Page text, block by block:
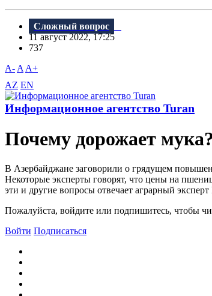
Сложный вопрос
11 август 2022, 17:25
737
A- A A+
AZ EN
Информационное агентство Turan
Почему дорожает мука?
В Азербайджане заговорили о грядущем
Некоторые эксперты говорят, что цены на
эти и другие вопросы отвечает аграрный
Пожалуйста, войдите или подпишитесь, чтобы
Войти Подписаться